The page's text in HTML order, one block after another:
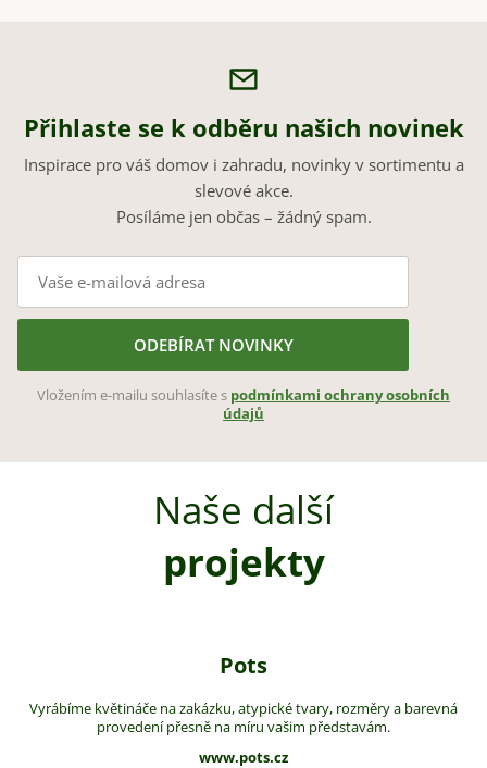
Přihlaste se k odběru našich novinek
Inspirace pro váš domov i zahradu, novinky v sortimentu a
slevové akce.
Posíláme jen občas – žádný spam.
ODEBÍRAT NOVINKY
Vložením e-mailu souhlasíte s podmínkami ochrany osobních
údajů
Naše další
projekty
Pots
Vyrábíme květináče na zakázku, atypické tvary, rozměry a barevná
provedení přesně na míru vašim představám.
www.pots.cz